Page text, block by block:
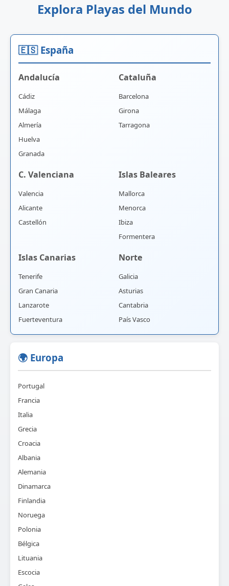
Explora Playas del Mundo
🇪🇸 España
Andalucía
Cádiz
Málaga
Almería
Huelva
Granada
Cataluña
Barcelona
Girona
Tarragona
C. Valenciana
Valencia
Alicante
Castellón
Islas Baleares
Mallorca
Menorca
Ibiza
Formentera
Islas Canarias
Tenerife
Gran Canaria
Lanzarote
Fuerteventura
Norte
Galicia
Asturias
Cantabria
País Vasco
🌍 Europa
Portugal
Francia
Italia
Grecia
Croacia
Albania
Alemania
Dinamarca
Finlandia
Noruega
Polonia
Bélgica
Lituania
Escocia